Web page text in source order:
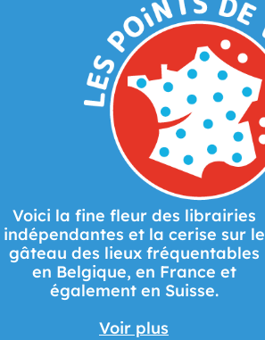
Voici la fine fleur des librairies
indépendantes et la cerise sur le
gâteau des lieux fréquentables
en Belgique, en France et
également en Suisse.
Voir plus